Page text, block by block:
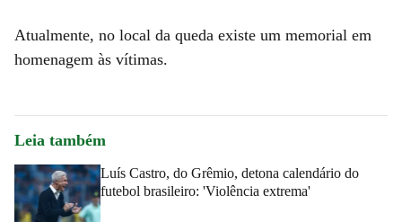
Atualmente, no local da queda existe um memorial em
homenagem às vítimas.
Leia também
Luís Castro, do Grêmio, detona calendário do
futebol brasileiro: 'Violência extrema'